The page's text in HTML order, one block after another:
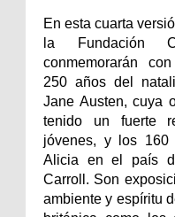
En esta cuarta
la Fundación
conmemorarán
250 años del
Jane Austen, cuya
tenido un fuerte
jóvenes, y los
Alicia en el país
Carroll. Son
ambiente y espíritu